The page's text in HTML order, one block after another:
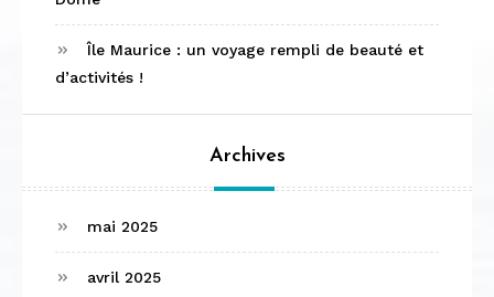
Île Maurice : un voyage rempli de beauté et
d’activités !
Archives
mai 2025
avril 2025